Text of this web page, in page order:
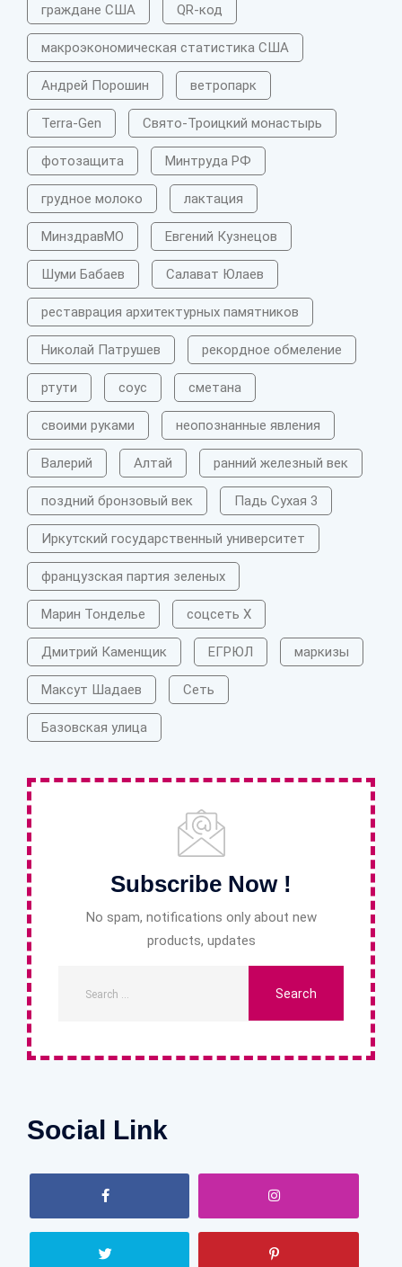
граждане США QR-код
макроэкономическая статистика США
Андрей Порошин ветропарк
Terra-Gen Свято-Троицкий монастырь
фотозащита Минтруда РФ
грудное молоко лактация
МинздравМО Евгений Кузнецов
Шуми Бабаев Салават Юлаев
реставрация архитектурных памятников
Николай Патрушев рекордное обмеление
ртути соус сметана
своими руками неопознанные явления
Валерий Алтай ранний железный век
поздний бронзовый век Падь Сухая 3
Иркутский государственный университет
французская партия зеленых
Марин Тонделье соцсеть X
Дмитрий Каменщик ЕГРЮЛ маркизы
Максут Шадаев Сеть
Базовская улица
Subscribe Now !
No spam, notifications only about new
products, updates
Social Link